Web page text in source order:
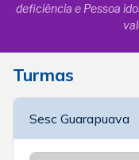
deficiência e Pessoa
Turmas
Sesc Guarapuava